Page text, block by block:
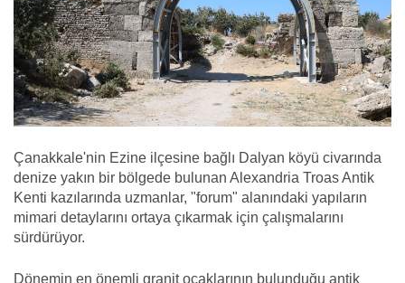
Çanakkale'nin Ezine ilçesine bağlı Dalyan köyü civarında
denize yakın bir bölgede bulunan Alexandria Troas Antik
Kenti kazılarında uzmanlar, "forum" alanındaki yapıların
mimari detaylarını ortaya çıkarmak için çalışmalarını
sürdürüyor.
Dönemin en önemli granit ocaklarının bulunduğu antik